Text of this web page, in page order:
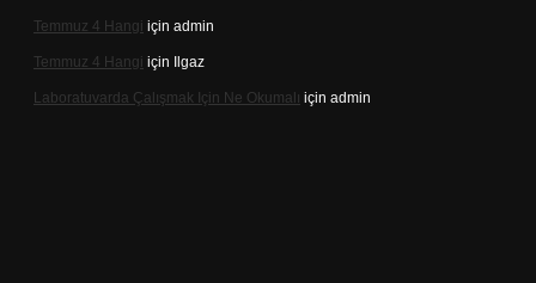
Temmuz 4 Hangi için admin
Temmuz 4 Hangi için Ilgaz
Laboratuvarda Çalışmak Için Ne Okumalı için admin